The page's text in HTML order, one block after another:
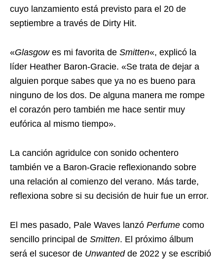
cuyo lanzamiento está previsto para el 20 de
septiembre a través de Dirty Hit.
«Glasgowes mi favorita de Smitten«, explicó la
líder Heather Baron-Gracie. «Se trata de dejar a
alguien porque sabes que ya no es bueno para
ninguno de los dos. De alguna manera me rompe
el corazón pero también me hace sentir muy
eufórica al mismo tiempo».
La canción agridulce con sonido ochentero
también ve a Baron-Gracie reflexionando sobre
una relación al comienzo del verano. Más tarde,
reflexiona sobre si su decisión de huir fue un error.
El mes pasado, Pale Waves lanzó Perfume como
sencillo principal de Smitten. El próximo álbum
será el sucesor de Unwantedde 2022 y se escribió